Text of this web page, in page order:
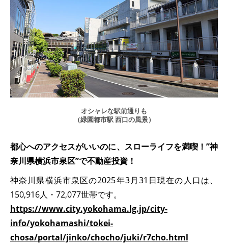
オシャレな駅前通りも
（緑園都市駅 西口の風景）
都心へのアクセスがいいのに、スローライフを満喫！”神
奈川県横浜市泉区”で不動産投資！
神奈川県横浜市泉区の2025年3月31日現在の人口は、
150,916人・72,077世帯です。
https://www.city.yokohama.lg.jp/city-
info/yokohamashi/tokei-
chosa/portal/jinko/chocho/juki/r7cho.html